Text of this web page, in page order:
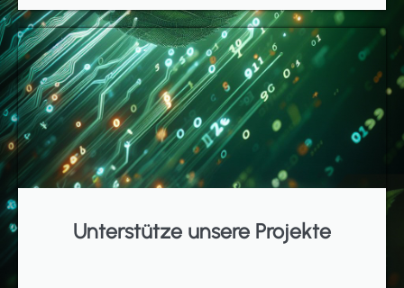
Unterstütze unsere Projekte